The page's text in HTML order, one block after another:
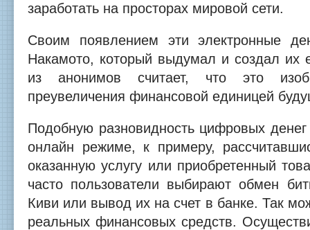
заработать на просторах мировой сети.
Своим появлением эти электронные
Накамото, который выдумал и создал их
из анонимов считает, что это
преувеличения финансовой единицей
Подобную разновидность цифровых
онлайн режиме, к примеру,
оказанную услугу или приобретенный
часто пользователи выбирают обмен
Киви или вывод их на счет в банке. Так
реальных финансовых средств.